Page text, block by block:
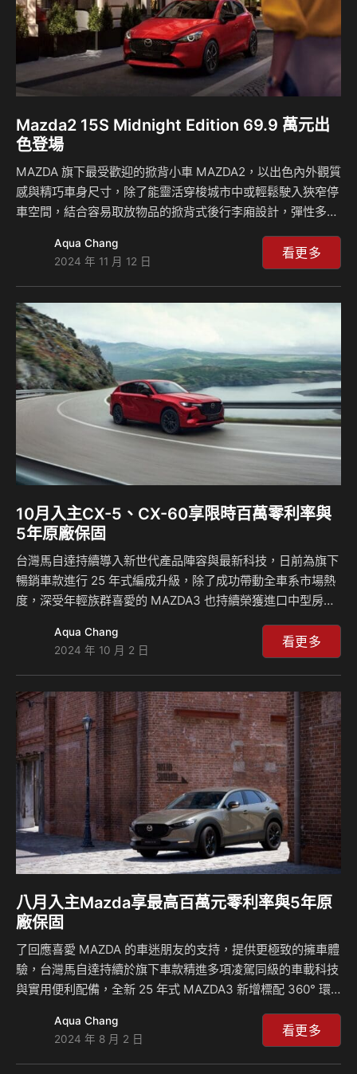
Mazda2 15S Midnight Edition 69.9 萬元出
色登場
MAZDA 旗下最受歡迎的掀背小車 MAZDA2，以出色內外觀質
感與精巧車身尺寸，除了能靈活穿梭城市中或輕鬆駛入狹窄停
車空間，結合容易取放物品的掀背式後行李廂設計，彈性多元
需求，以兼具 17.9km/L 的高效燃油經濟性，廣泛受到時下年
輕族群的青睞。 為了讓更多喜愛靈活操控小車的車迷朋友們
能輕鬆擁有以日式職人工藝打造的車款，台灣馬自達11/12日
正式推出全新 MAZDA2 15S MIDNIGHT EDITION 車型，以
原先即亮眼出眾的外觀升級爍黑鯊魚鰭式天線、爍黑車外後視
鏡等原廠精品套件，祭出 69.9 萬元的入主價讓消費者能從容
享有兼…
Aqua Chang
2024 年 11 月 12 日
看更多
10月入主CX-5、CX-60享限時百萬零利率與
5年原廠保固
台灣馬自達持續導入新世代產品陣容與最新科技，日前為旗下
暢銷車款進行 25 年式編成升級，除了成功帶動全車系市場熱
度，深受年輕族群喜愛的 MAZDA3 也持續榮獲進口中型房車
交車以來，已累積逾 1 千 8 百位車主的肯定，展現台灣消費者
對於 MAZDA 以追求駕馭樂趣的造車理念與 MAZDA CX-60
產品本質的認同。台灣馬自達 10 月份針對多款熱銷車型提供
限時入主享 5 年原廠保固，休旅雙雄 MAZDA CX-5 和
MAZDA CX-60 還可再享百萬元高額 0 利率購車優惠，都會通
勤首選 MAZDA2 更可以 18.9 萬…
Aqua Chang
2024 年 10 月 2 日
看更多
八月入主Mazda享最高百萬元零利率與5年原
廠保固
了回應喜愛 MAZDA 的車迷朋友的支持，提供更極致的擁車體
驗，台灣馬自達持續於旗下車款精進多項凌駕同級的車載科技
與實用便利配備，全新 25 年式 MAZDA3 新增標配 360° 環
標配電動尾門，新年式升級總值最高 8 萬元。以讓更多消費者
能輕鬆入主心儀的 MAZDA 車款為初衷，台灣馬自達 8 月針對
多款熱銷車型限時推出 0 利率與 5 年原廠保固購車優惠，其
Aqua Chang
2024 年 8 月 2 日
看更多